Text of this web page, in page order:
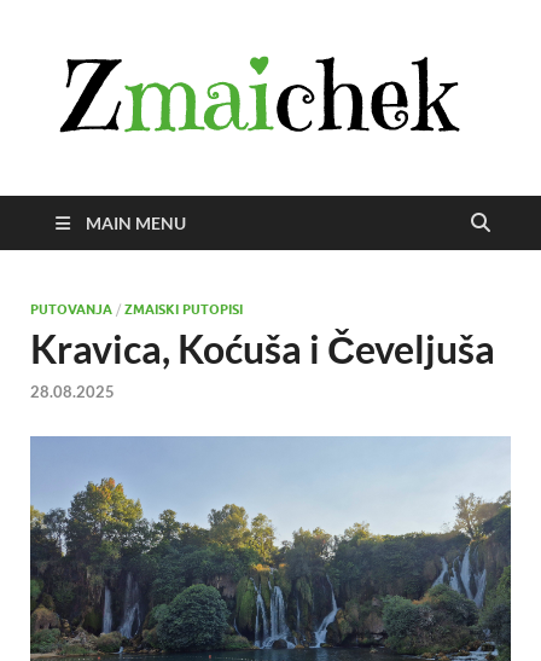
MAIN MENU
PUTOVANJA / ZMAISKI PUTOPISI
Kravica, Koćuša i Čeveljuša
28.08.2025